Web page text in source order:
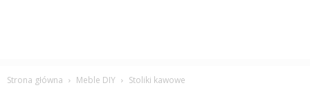
Strona główna Meble DIY Stoliki kawowe